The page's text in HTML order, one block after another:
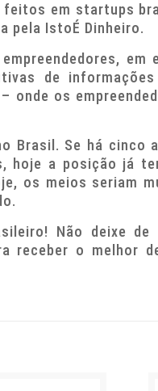
em startups
pela IstoÉ Dinheiro.
em
de
onde os
Brasil. Se há cinco
hoje a posição já
os meios seriam
Não deixe
receber o melhor